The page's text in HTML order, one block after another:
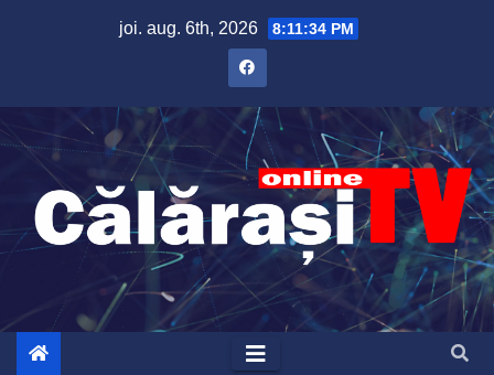
joi. aug. 6th, 2026 8:11:35 PM